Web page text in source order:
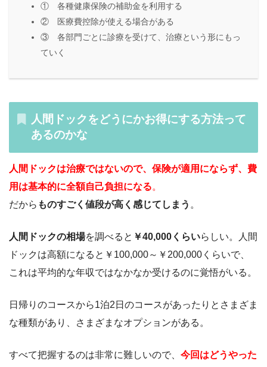
① 各種健康保険の補助金を利用する
② 医療費控除が使える場合がある
③ 各部門ごとに診療を受けて、治療という形にもっ
ていく
人間ドックをどうにかお得にする方法って
あるのかな
人間ドックは治療ではないので、保険が適用にならず、費
用は基本的に全額自己負担になる。
だから ものすごく値段が高く感じてしまう 。
人間ドックの相場を調べると ￥40,000くらいらしい。人間
ドックは高額になると￥100,000～￥200,000くらいで、
これは平均的な年収ではなかなか受けるのに覚悟がいる。
日帰りのコースから1泊2日のコースがあったりとさまざま
な種類があり、さまざまなオプションがある。
すべて把握するのは非常に難しいので、 今回はどうやった